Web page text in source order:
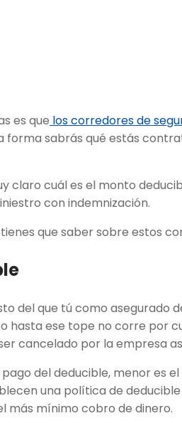
es que los corredores de
forma sabrás qué estás
claro cuál es el monto
con indemnización.
que saber sobre estos
del que tú como asegurado
hasta ese tope no corre por
cancelado por la empresa
del deducible, menor es
una política de
más mínimo cobro de dinero.